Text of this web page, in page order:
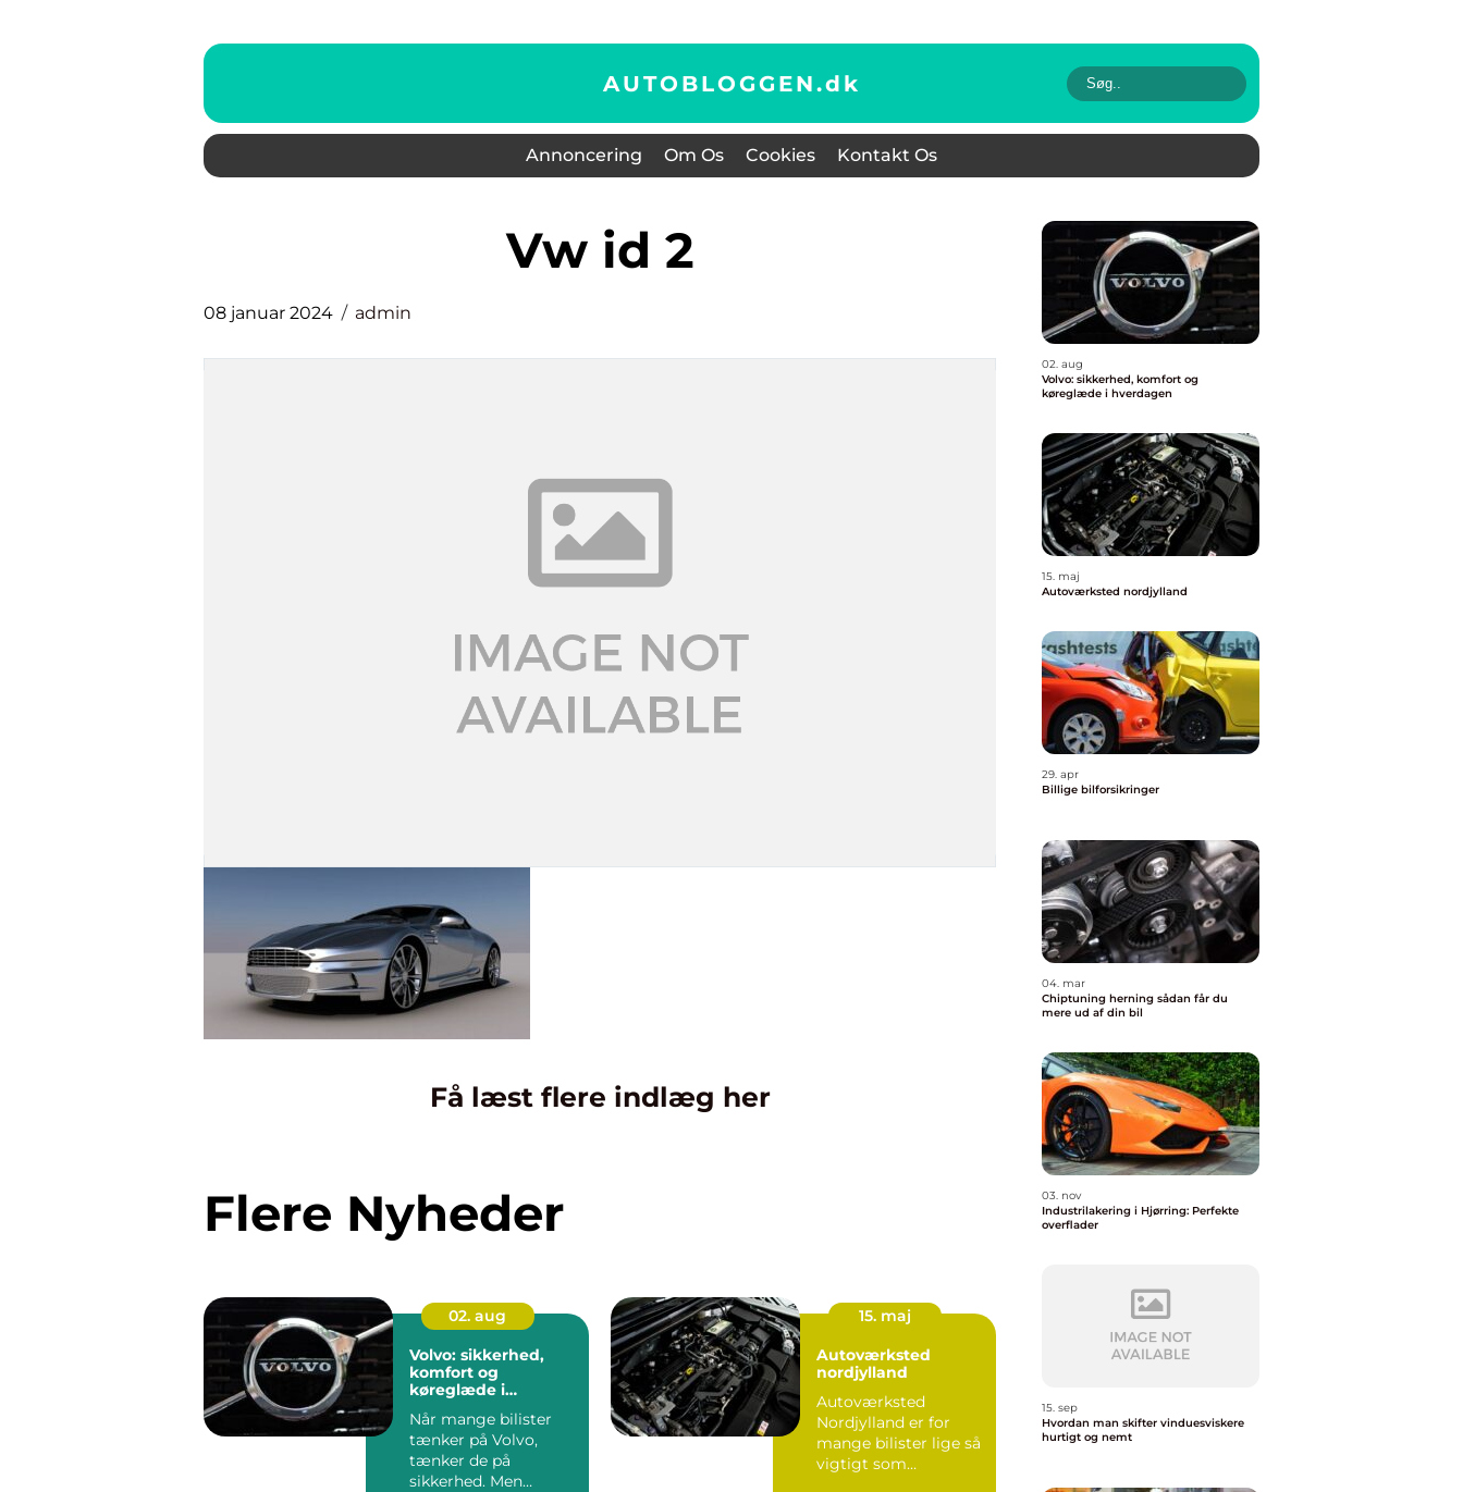
AUTOBLOGGEN.dk
Annoncering Om Os Cookies Kontakt Os
vw id 2
08 januar 2024 admin
Få læst flere indlæg her
Flere Nyheder
02. aug
Volvo: sikkerhed,
komfort og
køreglæde i
Når mange bilister
tænker på Volvo,
tænker de på
sikkerhed. Men
15. maj
Autoværksted
nordjylland
Autoværksted
Nordjylland er for
mange bilister lige så
vigtigt som
02. aug
Volvo: sikkerhed, komfort og
køreglæde i hverdagen
15. maj
Autoværksted nordjylland
29. apr
Billige bilforsikringer
04. mar
Chiptuning herning sådan får du
mere ud af din bil
03. nov
Industrilakering i Hjørring: Perfekte
overflader
15. sep
Hvordan man skifter vinduesviskere
hurtigt og nemt